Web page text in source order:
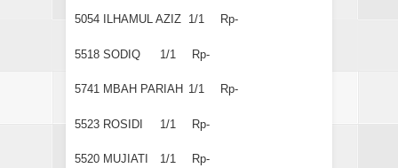
5054 ILHAMUL AZIZ 1/1 Rp-
5518 SODIQ 1/1 Rp-
5741 MBAH PARIAH 1/1 Rp-
5523 ROSIDI 1/1 Rp-
5520 MUJIATI 1/1 Rp-